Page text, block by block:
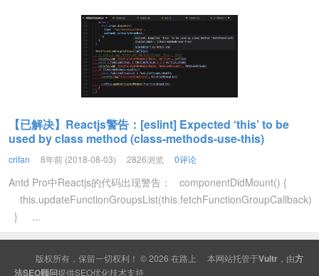
【已解决】Reactjs警告：[eslint] Expected ‘this’ to be
used by class method (class-methods-use-this)
crifan 8年前 (2018-08-03) 2826浏览 0评论
Antd Pro中Reactjs的代码出现警告： componentDidMount() {
this.updateFunctionGroupsList(this.fetchFunctionGroupCallback)
} ...
版权所有，保留一切权利！ © 2026 在路上 本网站托管于Vultr ，由方
法SEO顾问提供SEO优化技术支持